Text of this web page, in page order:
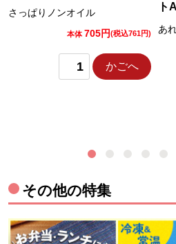
さっぱりノンオイル
本体 705円(税込761円)
かごへ
トA
あ
その他の特集